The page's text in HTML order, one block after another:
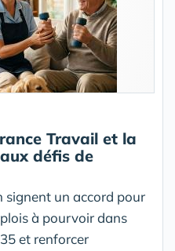
Travail et la
défis de
signent un accord pour
à pourvoir dans
et renforcer